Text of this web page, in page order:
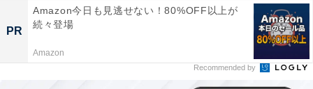
PR
Amazon今日も見逃せない！80%OFF以上が
続々登場
Amazon
Recommended by